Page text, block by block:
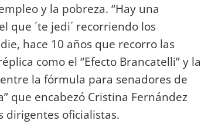
y la pobreza. “Hay una
que ´te jedi´ recorriendo los
hace 10 años que recorro las
como el “Efecto Brancatelli” y la
la fórmula para senadores de
que encabezó Cristina Fernández
dirigentes oficialistas.